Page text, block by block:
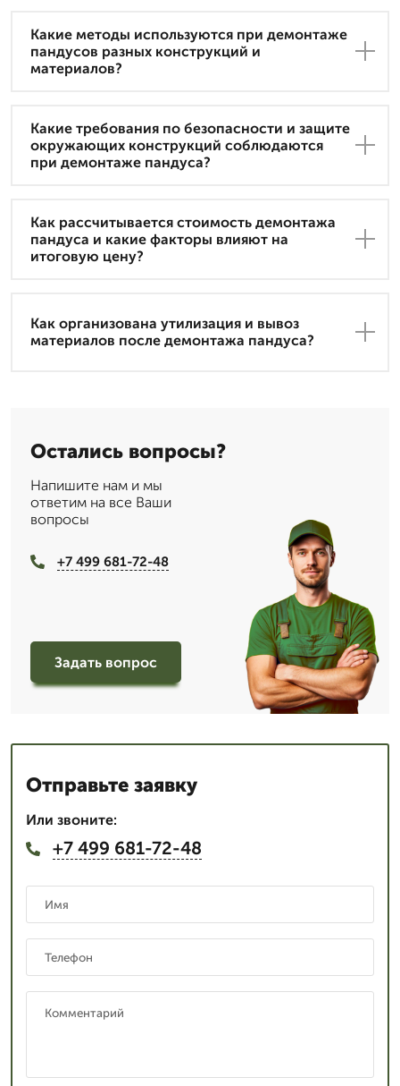
Какие методы используются при демонтаже
пандусов разных конструкций и
материалов?
Какие требования по безопасности и защите
окружающих конструкций соблюдаются
при демонтаже пандуса?
Как рассчитывается стоимость демонтажа
пандуса и какие факторы влияют на
итоговую цену?
Как организована утилизация и вывоз
материалов после демонтажа пандуса?
Остались вопросы?
Напишите нам и мы
ответим на все Ваши
вопросы
+7 499 681-72-48
Задать вопрос
Отправьте заявку
Или звоните:
+7 499 681-72-48